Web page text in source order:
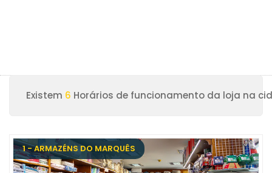
Existem 6 Horários de funcionamento da loja na
1 - ARMAZÉNS DO MARQUÊS